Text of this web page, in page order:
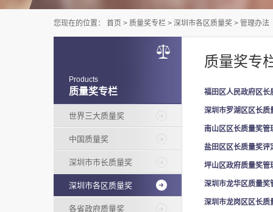
质量奖专栏
Products
世界三大质量奖
中国质量奖
深圳市市长质量奖
深圳市各区质量奖
各省政府质量奖
质量奖专
您现在的位置： 首页 > 质量奖专栏 > 深圳市各区质量奖 > 管理办法
福田区人民政府区长
深圳市罗湖区区长质
南山区区长质量奖管
盐田区区长质量奖评
坪山区政府质量奖管
深圳市龙华区质量奖
深圳市龙岗区区长质